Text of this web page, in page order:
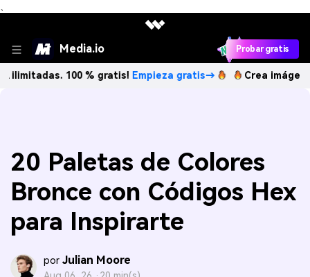
、
Media.io Probar gratis
100 % gratis!Empieza gratis→ Crea imágenes IA
20 Paletas de Colores
Bronce con Códigos Hex
para Inspirarte
por Julian Moore